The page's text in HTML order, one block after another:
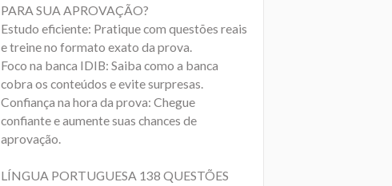
PARA SUA APROVAÇÃO?
Estudo eficiente: Pratique com questões reais
e treine no formato exato da prova.
Foco na banca IDIB: Saiba como a banca
cobra os conteúdos e evite surpresas.
Confiança na hora da prova: Chegue
confiante e aumente suas chances de
aprovação.
LÍNGUA PORTUGUESA 138 QUESTÕES